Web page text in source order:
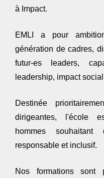
à Impact.
EMLI a pour
génération de cadres,
futur-es leaders,
leadership, impact
Destinée
dirigeantes, l'école
hommes souhaitant
responsable et inclusif.
Nos formations sont